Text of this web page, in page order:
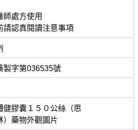
師處方使用
請認真閱讀注意事項
製字第036535號